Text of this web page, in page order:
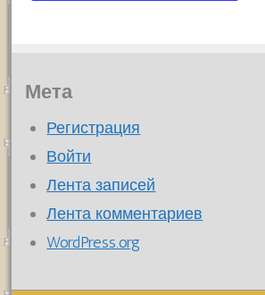
Мета
Регистрация
Войти
Лента записей
Лента комментариев
WordPress.org